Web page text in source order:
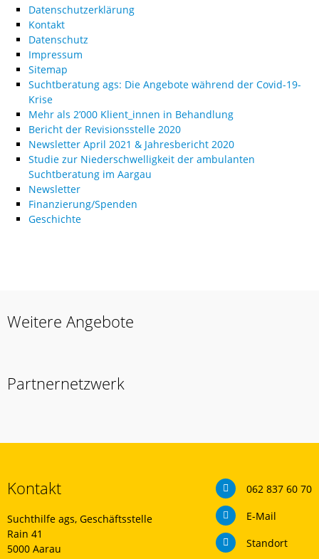
Datenschutzerklärung
Kontakt
Datenschutz
Impressum
Sitemap
Suchtberatung ags: Die Angebote während der Covid-19-
Krise
Mehr als 2’000 Klient_innen in Behandlung
Bericht der Revisionsstelle 2020
Newsletter April 2021 & Jahresbericht 2020
Studie zur Niederschwelligkeit der ambulanten
Suchtberatung im Aargau
Newsletter
Finanzierung/Spenden
Geschichte
Weitere Angebote
Partnernetzwerk
Kontakt
Suchthilfe ags, Geschäftsstelle
Rain 41
5000 Aarau
062 837 60 70
E-Mail
Standort